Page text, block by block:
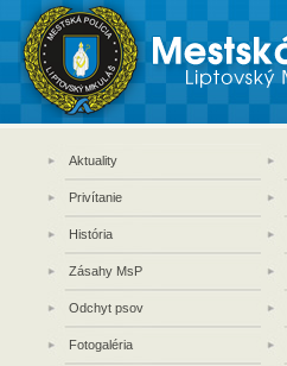
Aktuality
Privítanie
História
Zásahy MsP
Odchyt psov
Fotogaléria